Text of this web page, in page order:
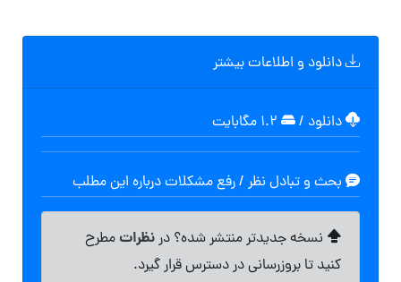
دانلود و اطلاعات بیشتر
دانلود /
بحث و تبادل نظر / رفع مشکلات درباره این مطلب
نسخه جدیدتر منتشر شده؟ درنظراتمطرح
کنید تا بروزرسانی در دسترس قرار گیرد.